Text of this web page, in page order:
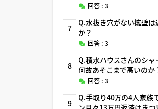
回答 : 3
7
Q.水抜き穴がない擁壁は
か？
回答 : 3
8
Q.積水ハウスさんのシャ
何故あそこまで高いのか
回答 : 3
9
Q.手取り40万の4人家族
ン月々13万円返済はきつ